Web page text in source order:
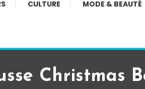
CULTURE MODE & BEAUTÉ
Christmas